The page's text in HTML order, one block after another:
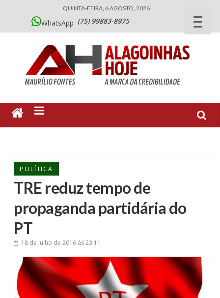
QUINTA-FEIRA, 6 AGOSTO, 2026
WhatsApp (75) 99883-8975
POLÍTICA
TRE reduz tempo de
propaganda partidária do
PT
18 de julho de 2016 às 23:11